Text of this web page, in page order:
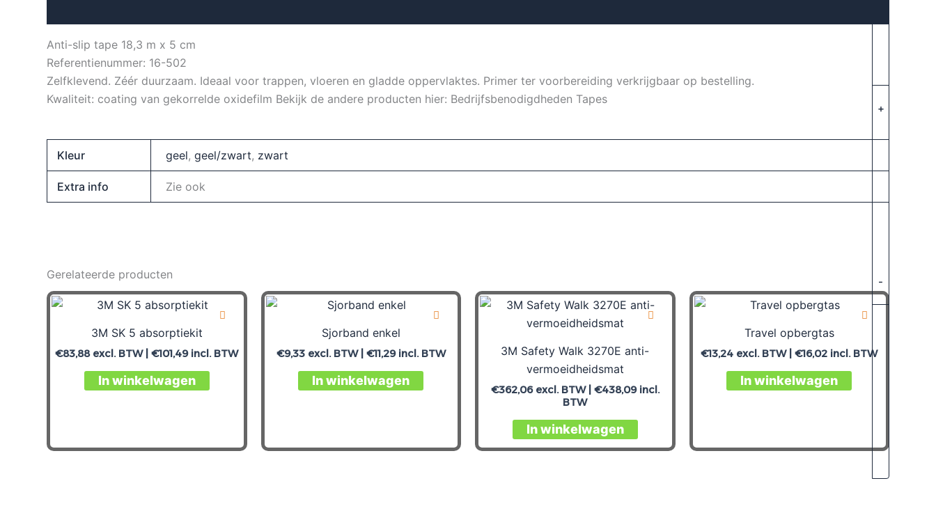
-
5
+
Anti-slip tape 18,3 m x 5 cm
Referentienummer: 16-502
Zelfklevend. Zéér duurzaam. Ideaal voor trappen, vloeren en gladde oppervlaktes. Primer ter voorbereiding verkrijgbaar op bestelling.
Kwaliteit: coating van gekorrelde oxidefilm Bekijk de andere producten hier: Bedrijfsbenodigdheden Tapes
Kleur geel,geel/zwart, zwart
Extra info Zie ook
Gerelateerde producten
3M SK 5 absorptiekit
€83,88excl. BTW |€101,49incl. BTW
In winkelwagen
Sjorband enkel
€9,33excl. BTW | €11,29incl. BTW
In winkelwagen
3M Safety Walk 3270E anti-
vermoeidheidsmat
€362,06excl. BTW | €438,09incl.
BTW
In winkelwagen
Travel opbergtas
€13,24 excl. BTW |€16,02 incl. BTW
In winkelwagen
Dit
product
variaties.
optie